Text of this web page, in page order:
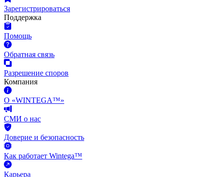
Зарегистрироваться
Поддержка
Помощь
Обратная связь
Разрешение споров
Компания
О «WINTEGA™»
СМИ о нас
Доверие и безопасность
Как работает Wintega™
Карьера